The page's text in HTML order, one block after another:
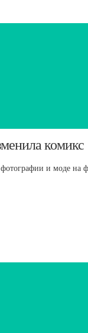
комикс
и моде на